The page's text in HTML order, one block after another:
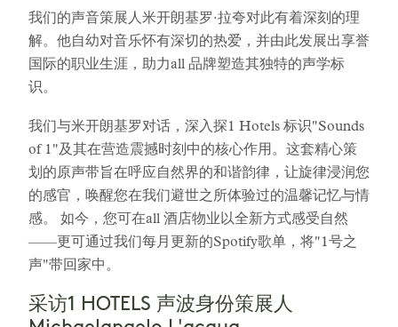
我们的声音策展人米开朗基罗·拉夸对此有着深刻的理
解。他自幼对音乐怀有深切的热爱，并由此发展出享誉
国际的职业生涯，助力all 品牌塑造其独特的声学标
识。
我们与米开朗基罗对话，深入探1 Hotels 标识"Sounds
of 1"及其在营造震撼时刻中的核心作用。这套精心策
划的原声带旨在呼应自然界的和谐韵律，让旋律浸润您
的感官，唤醒您在我们避世之所体验过的温馨记忆与情
感。 如今，您可在all 酒店物业以全新方式感受自然
——更可通过我们每月更新的Spotify歌单，将"1号之
声"带回家中。
采访1 HOTELS 声波身份策展人